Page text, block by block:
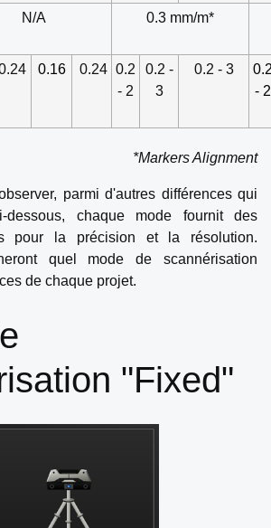
N/A 0.3 mm/m*
0.16 0.24 0.2
- 2
0.2 -
3
0.2 - 3
- 2
*Markers Alignment
parmi d'autres différences qui
dessous, chaque mode fournit des
pour la précision et la résolution.
quel mode de scannérisation
de chaque projet.
"Fixed"